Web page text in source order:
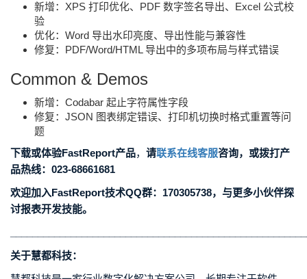
新增：XPS 打印优化、PDF 数字签名导出、Excel 公式校
验
优化：Word 导出水印亮度、导出性能与兼容性
修复：PDF/Word/HTML 导出中的多项布局与样式错误
Common & Demos
新增：Codabar 起止字符属性字段
修复：JSON 图表绑定错误、打印机切换时格式重置等问
题
下载或体验FastReport产品， 请联系在线客服咨询，或拨打产
品热线：023-68661681
欢迎加入FastReport技术QQ群：170305738，与更多小伙伴探
讨报表开发技能。
关于慧都科技：